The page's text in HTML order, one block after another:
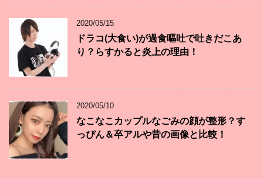
2020/05/15
ドラコ(大食い)が過食嘔吐で吐きだこあ
り？らすかると炎上の理由！
2020/05/10
なこなこカップルなごみの顔が整形？す
っぴん＆卒アルや昔の画像と比較！